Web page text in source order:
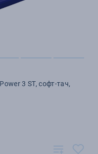
3 ST, софт-тач,